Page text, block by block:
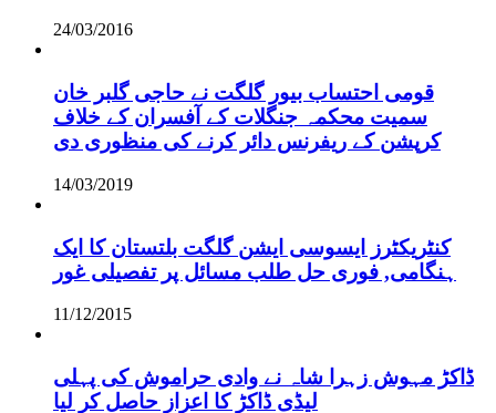
24/03/2016
قومی احتساب بیور گلگت نے حاجی گلبر خان
سمیت محکمہ جنگلات کے آفسران کے خلاف
کرپشن کے ریفرنس دائر کرنے کی منظوری دی
14/03/2019
کنٹریکٹرز ایسوسی ایشن گلگت بلتستان کا ایک
ہنگامی, فوری حل طلب مسائل پر تفصیلی غور
11/12/2015
ڈاکڑ مہوش زہرا شاہ نے وادی حراموش کی پہلی
لیڈی ڈاکڑ کا اعزاز حاصل کر لیا